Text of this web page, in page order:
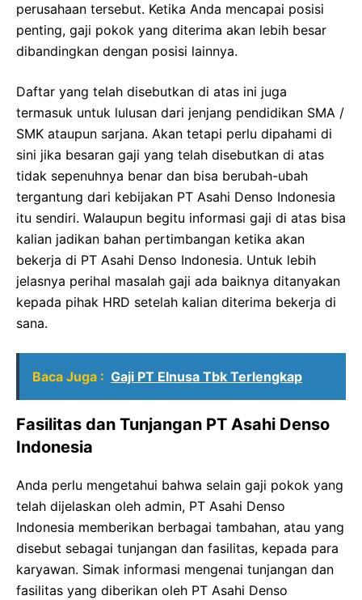
perusahaan tersebut. Ketika Anda mencapai posisi
penting, gaji pokok yang diterima akan lebih besar
dibandingkan dengan posisi lainnya.
Daftar yang telah disebutkan di atas ini juga
termasuk untuk lulusan dari jenjang pendidikan SMA /
SMK ataupun sarjana. Akan tetapi perlu dipahami di
sini jika besaran gaji yang telah disebutkan di atas
tidak sepenuhnya benar dan bisa berubah-ubah
tergantung dari kebijakan PT Asahi Denso Indonesia
itu sendiri. Walaupun begitu informasi gaji di atas bisa
kalian jadikan bahan pertimbangan ketika akan
bekerja di PT Asahi Denso Indonesia. Untuk lebih
jelasnya perihal masalah gaji ada baiknya ditanyakan
kepada pihak HRD setelah kalian diterima bekerja di
sana.
Baca Juga : Gaji PT Elnusa Tbk Terlengkap
Fasilitas dan Tunjangan PT Asahi Denso
Indonesia
Anda perlu mengetahui bahwa selain gaji pokok yang
telah dijelaskan oleh admin, PT Asahi Denso
Indonesia memberikan berbagai tambahan, atau yang
disebut sebagai tunjangan dan fasilitas, kepada para
karyawan. Simak informasi mengenai tunjangan dan
fasilitas yang diberikan oleh PT Asahi Denso